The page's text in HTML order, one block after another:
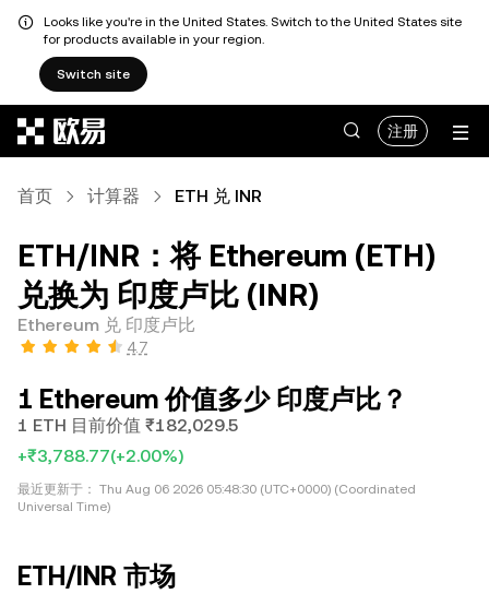
Looks like you're in the United States. Switch to the United States site
for products available in your region.
Switch site
注册
首页 计算器 ETH 兑 INR
ETH/INR：将 Ethereum (ETH)
兑换为 印度卢比 (INR)
Ethereum 兑 印度卢比
4.7
1 Ethereum 价值多少 印度卢比？
1 ETH 目前价值 ₹182,029.5
+₹3,788.77(+2.00%)
最近更新于： Thu Aug 06 2026 05:48:30 (UTC+0000) (Coordinated
Universal Time)
ETH/INR 市场